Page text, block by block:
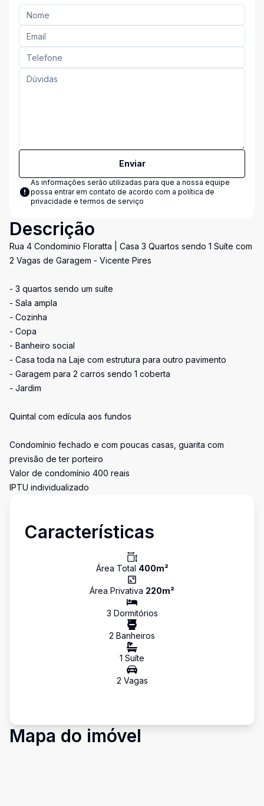
Enviar
As informações serão utilizadas para que a nossa equipe
possa entrar em contato de acordo com a política de
privacidade e termos de serviço
Descrição
Rua 4 Condominio Floratta | Casa 3 Quartos sendo 1 Suíte com
2 Vagas de Garagem - Vicente Pires
- 3 quartos sendo um suíte
- Sala ampla
- Cozinha
- Copa
- Banheiro social
- Casa toda na Laje com estrutura para outro pavimento
- Garagem para 2 carros sendo 1 coberta
- Jardim
Quintal com edícula aos fundos
Condomínio fechado e com poucas casas, guarita com
previsão de ter porteiro
Valor de condomínio 400 reais
IPTU individualizado
Características
Área Total 400m²
Área Privativa 220m²
3 Dormitórios
2 Banheiros
1 Suíte
2 Vagas
Mapa do imóvel